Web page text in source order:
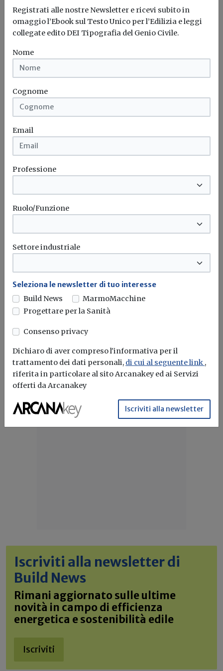
Idrogeno verde, una soluzione per
l'energia del futuro. Ma oggi è ancora
attraverso l'utilizzo dell'idrogeno verde. Ma al
Bonus elettrodomestici green,
spunta il nuovo contributo per
rendere la casa più efficiente
Il governo ha allo studio l'introduzione di un nuovo
bonus elettrodomestici, che... Leggi
Potrebbe interessarti
Iscriviti alla newsletter di
Build News
Rimani aggiornato sulle ultime
novità in campo di efficienza
energetica e sostenibilità edile
Iscriviti
Registrati alle nostre Newsletter e ricevi subito in
omaggio l’Ebook sul Testo Unico per l’Edilizia e leggi
collegate edito DEI Tipografia del Genio Civile.
Nome
Cognome
Email
Professione
Ruolo/Funzione
Settore industriale
Seleziona le newsletter di tuo interesse
Build News
MarmoMacchine
Progettare per la Sanità
Consenso privacy
Dichiaro di aver compreso l'informativa per il
trattamento dei dati personali, di cui al seguente link ,
riferita in particolare al sito Arcanakey ed ai Servizi
offerti da Arcanakey
Iscriviti alla newsletter